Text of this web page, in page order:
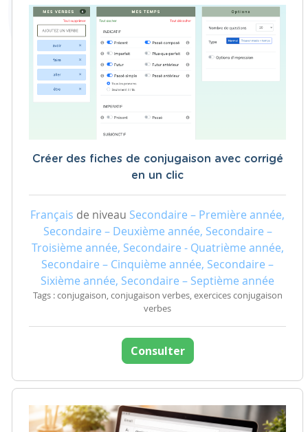
Créer des fiches de conjugaison avec corrigé
en un clic
Français de niveau Secondaire – Première année,
Secondaire – Deuxième année, Secondaire –
Troisième année, Secondaire - Quatrième année,
Secondaire – Cinquième année, Secondaire –
Sixième année, Secondaire – Septième année
Tags : conjugaison, conjugaison verbes, exercices conjugaison
verbes
Consulter